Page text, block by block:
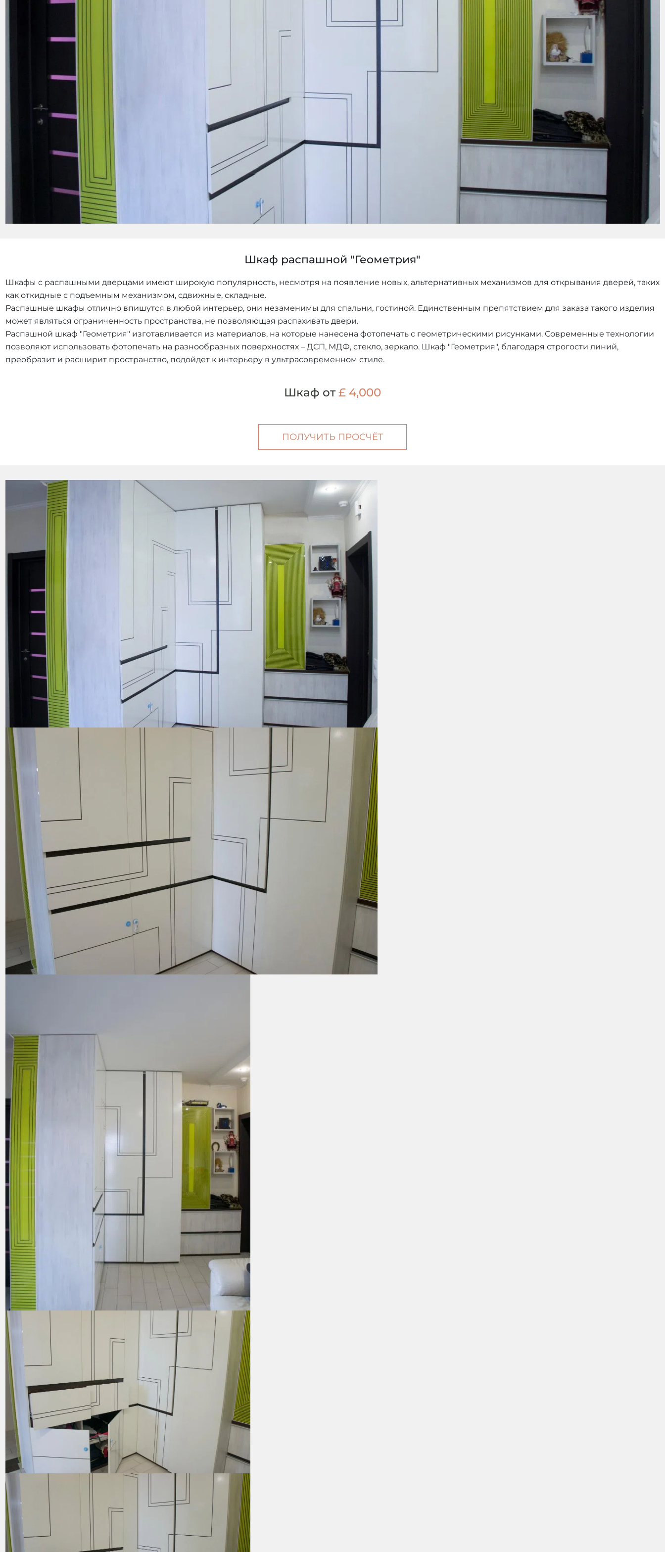
Шкаф распашной "Геометрия"
Шкафы с распашными дверцами имеют широкую популярность, несмотря на появление новых, альтернативных механизмов для открывания дверей, таких
как откидные с подъемным механизмом, сдвижные, складные.
Распашные шкафы отлично впишутся в любой интерьер, они незаменимы для спальни, гостиной. Единственным препятствием для заказа такого изделия
может являться ограниченность пространства, не позволяющая распахивать двери.
Распашной шкаф "Геометрия" изготавливается из материалов, на которые нанесена фотопечать с геометрическими рисунками. Современные технологии
позволяют использовать фотопечать на разнообразных поверхностях – ДСП, МДФ, стекло, зеркало. Шкаф "Геометрия", благодаря строгости линий,
преобразит и расширит пространство, подойдет к интерьеру в ультрасовременном стиле.
Шкаф от £ 4,000
ПОЛУЧИТЬ ПРОСЧЁТ